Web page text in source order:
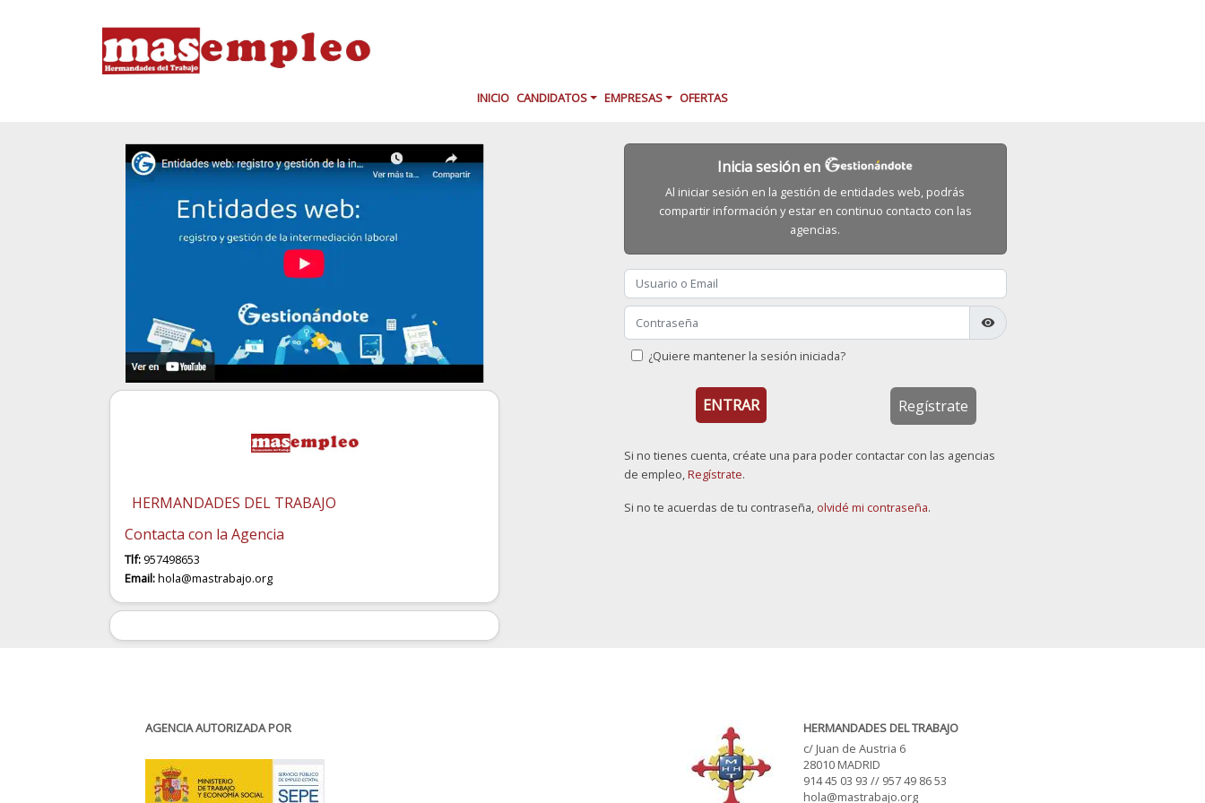
INICIO CANDIDATOS EMPRESAS OFERTAS
HERMANDADES DEL TRABAJO
Contacta con la Agencia
Tlf: 957498653
Email:hola@mastrabajo.org
Inicia sesión en
Al iniciar sesión en la gestión de entidades web, podrás
compartir información y estar en continuo contacto con las
agencias.
visibility
¿Quiere mantener la sesión iniciada?
Regístrate
Si no tienes cuenta, créate una para poder contactar con las agencias
de empleo,Regístrate.
Si no te acuerdas de tu contraseña, olvidé mi contraseña.
AGENCIA AUTORIZADA POR
HERMANDADES DEL TRABAJO
c/ Juan de Austria 6
28010 MADRID
914 45 03 93 // 957 49 86 53
hola@mastrabajo.org